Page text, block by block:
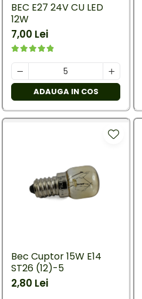
BEC E27 24V CU LED
12W
7,00 Lei
ADAUGA IN COS
Bec Cuptor 15W E14
ST26 (12)-5
2,80 Lei